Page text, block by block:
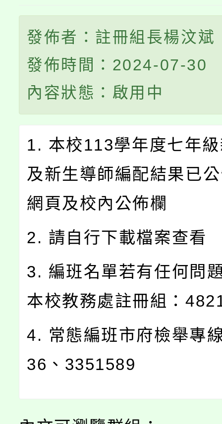
發佈者：註冊組長楊汶斌
發佈時間：2024-07-30
內容狀態：啟用中
1. 本校113學年度七年
及新生導師編配結果已
網頁及校內公佈欄
2. 請自行下載檔案查看
3. 編班名單若有任何問
本校教務處註冊組：
4. 常態編班市府檢舉專
36、3351589